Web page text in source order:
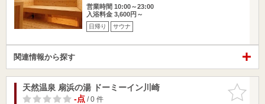
営業時間 10:00～23:00
入浴料金 3,600円～
日帰り サウナ
関連情報から探す
お気に入
りに追加
天然温泉 扇浜の湯 ドーミーイン川崎
-点/ 0 件